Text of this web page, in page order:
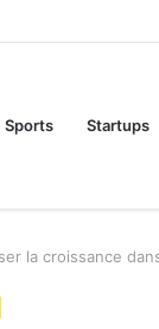
Sports Startups
la croissance